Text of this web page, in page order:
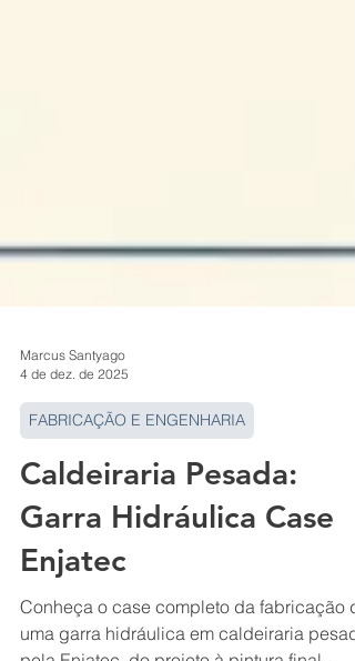
Marcus Santyago
FABRICAÇÃO E ENGENHARIA
Caldeiraria Pesada:
Garra Hidráulica Case
Enjatec